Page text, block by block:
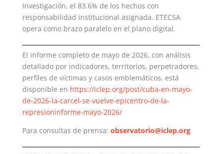
Investigación, el 83.6% de los hechos con
responsabilidad institucional asignada. ETECSA
opera como brazo paralelo en el plano digital.
El informe completo de mayo de 2026, con análisis
detallado por indicadores, territorios, perpetradores,
perfiles de víctimas y casos emblemáticos, está
disponible en https://iclep.org/post/cuba-en-mayo-
de-2026-la-carcel-se-vuelve-epicentro-de-la-
represioninforme-mayo-2026/
Para consultas de prensa: observatorio@iclep.org